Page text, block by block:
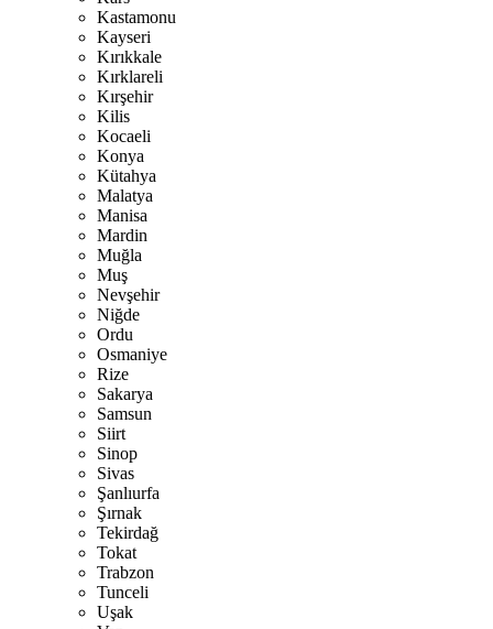
Kastamonu
Kayseri
Kırıkkale
Kırklareli
Kırşehir
Kilis
Kocaeli
Konya
Kütahya
Malatya
Manisa
Mardin
Muğla
Muş
Nevşehir
Niğde
Ordu
Osmaniye
Rize
Sakarya
Samsun
Siirt
Sinop
Sivas
Şanlıurfa
Şırnak
Tekirdağ
Tokat
Trabzon
Tunceli
Uşak